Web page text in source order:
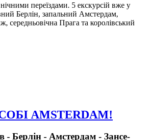
переїздами. 5 екскурсій вже у
Берлін, запальний Амстердам,
середньовічна Прага та королівський
AMSTERDAM!
- Берлін - Амстердам - Зансе-